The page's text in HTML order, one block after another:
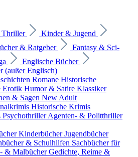
Kinder & Jugend
& Ratgeber
Fantasy & Sci-
Englische Bücher
(außer Englisch)
Romane Historische
Erotik Humor & Satire Klassiker
& Sagen New Adult
Historische Krimis
PsychothrillerAgenten- & Politthriller
KinderbücherJugendbücher
& Schulhilfen Sachbücher für
& MalbücherGedichte, Reime &